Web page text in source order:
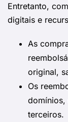
Entretanto,
digitais e
As
original,
Os
domínios,
terceiros.